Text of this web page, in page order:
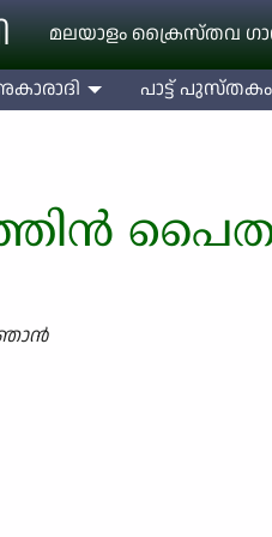
മലയാളം ക്രൈസ്തവ
പാട്ട് പുസ്തകം